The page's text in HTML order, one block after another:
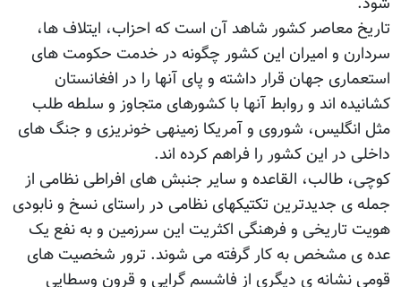
تاریخ معاصر کشور شاهد آن است که احزاب، ایتلاف ها،
سردارن و امیران این کشور چگونه در خدمت حکومت های
استعماری جهان قرار داشته و پای آنها را در افغانستان
کشانیده اند و روابط آنها با کشورهای متجاوز و سلطه طلب
مثل انگلیس، شوروی و آمریکا زمینه‎ی خونریزی و جنگ های
داخلی در این کشور را فراهم کرده اند.
کوچی، طالب، القاعده و سایر جنبش های افراطی نظامی از
جمله‎ ی جدیدترین تکتیک‎های نظامی در راستای نسخ و نابودی
هویت تاریخی و فرهنگی اکثریت این سرزمین و به نفع یک
عده‎ ی مشخص به کار گرفته می شوند. ترور شخصیت های
قومی نشانه ‎ی دیگری از فاشسم گرایی و قرون وسطایی